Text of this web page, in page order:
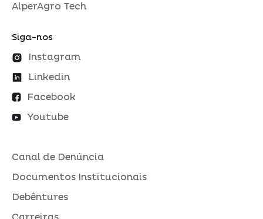
AlperAgro Tech
Siga-nos
Instagram
Linkedin
Facebook
Youtube
Canal de Denúncia
Documentos Institucionais
Debêntures